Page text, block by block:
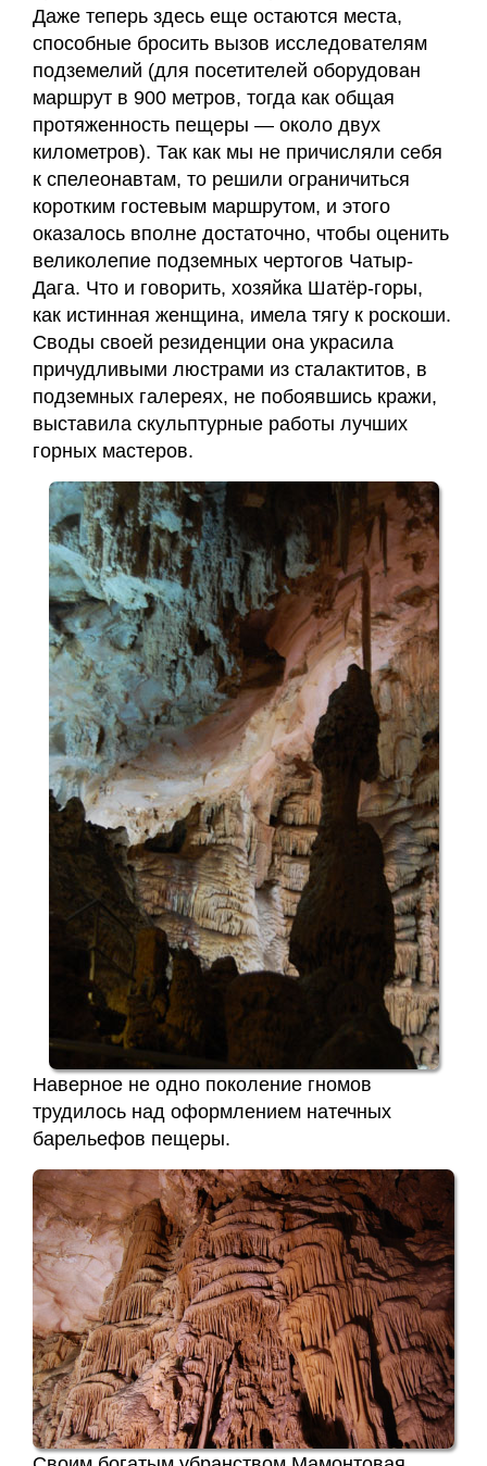
Даже теперь здесь еще остаются места,
способные бросить вызов исследователям
подземелий (для посетителей оборудован
маршрут в 900 метров, тогда как общая
протяженность пещеры — около двух
километров). Так как мы не причисляли себя
к спелеонавтам, то решили ограничиться
коротким гостевым маршрутом, и этого
оказалось вполне достаточно, чтобы оценить
великолепие подземных чертогов Чатыр-
Дага. Что и говорить, хозяйка Шатёр-горы,
как истинная женщина, имела тягу к роскоши.
Своды своей резиденции она украсила
причудливыми люстрами из сталактитов, в
подземных галереях, не побоявшись кражи,
выставила скульптурные работы лучших
горных мастеров.
Наверное не одно поколение гномов
трудилось над оформлением натечных
барельефов пещеры.